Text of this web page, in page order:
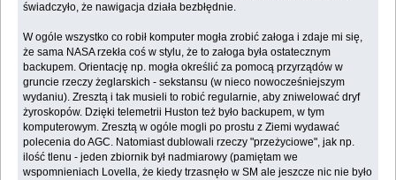
świadczyło, że nawigacja działa bezbłędnie.
W ogóle wszystko co robił komputer mogła zrobić załoga i zdaje mi się,
że sama NASA rzekła coś w stylu, że to załoga była ostatecznym
backupem. Orientację np. mogła określić za pomocą przyrządów w
gruncie rzeczy żeglarskich - sekstansu (w nieco nowocześniejszym
wydaniu). Zresztą i tak musieli to robić regularnie, aby zniwelować dryf
żyroskopów. Dzięki telemetrii Huston też było backupem, w tym
komputerowym. Zresztą w ogóle mogli po prostu z Ziemi wydawać
polecenia do AGC. Natomiast dublowali rzeczy "przeżyciowe", jak np.
ilość tlenu - jeden zbiornik był nadmiarowy (pamiętam we
wspomnieniach Lovella, że kiedy trzasnęło w SM ale jeszcze nic nie było